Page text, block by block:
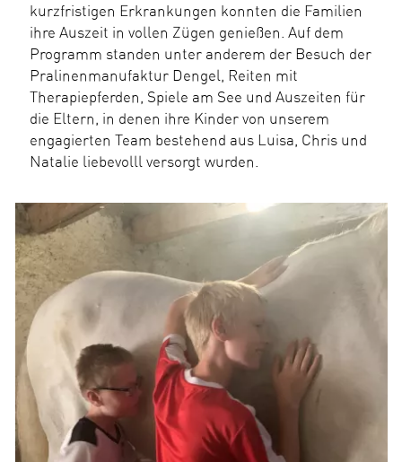
kurzfristigen Erkrankungen konnten die Familien
ihre Auszeit in vollen Zügen genießen. Auf dem
Programm standen unter anderem der Besuch der
Pralinenmanufaktur Dengel, Reiten mit
Therapiepferden, Spiele am See und Auszeiten für
die Eltern, in denen ihre Kinder von unserem
engagierten Team bestehend aus Luisa, Chris und
Natalie liebevolll versorgt wurden.